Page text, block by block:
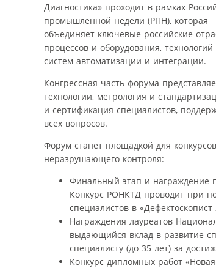
Диагностика» проходит в рамках
промышленной недели (РПН), которая
объединяет ключевые российские
процессов и оборудования,
систем автоматизации и интеграции.
Конгрессная часть форума
технологии, метрология и
и сертификация специалистов,
всех вопросов.
Форум станет площадкой для
неразрушающего контроля:
Финальный этап и награждение
Конкурс РОНКТД проводит при
специалистов в
Награждения лауреатов
выдающийся вклад в развитие
специалисту (до 35 лет) за
Конкурс дипломных работ